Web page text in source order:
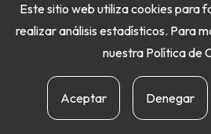
Este sitio web utiliza cookies para
realizar análisis estadísticos. Para
nuestra Política de
Aceptar Denegar